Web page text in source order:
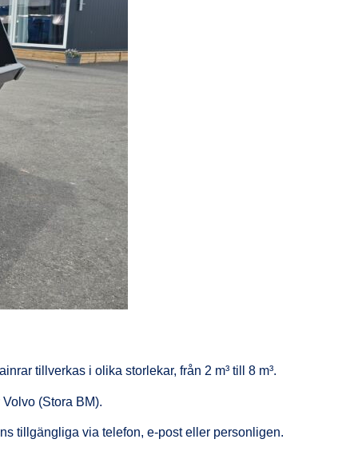
tillverkas i olika storlekar, från 2 m³ till 8 m³.
(Stora BM).
tillgängliga via telefon, e-post eller personligen.